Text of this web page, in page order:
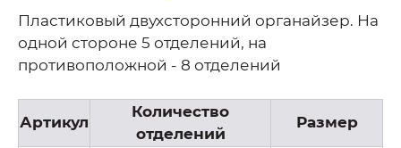
Пластиковый двухсторонний органайзер. На
одной стороне 5 отделений, на
противоположной - 8 отделений
Артикул
Количество
отделений
Размер